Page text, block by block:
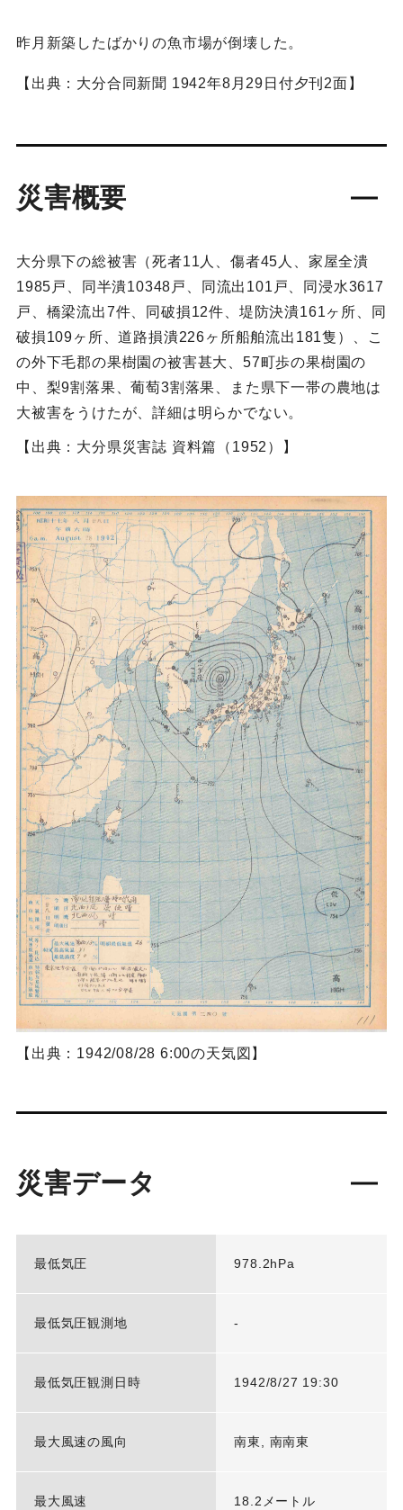
昨月新築したばかりの魚市場が倒壊した。
【出典：大分合同新聞 1942年8月29日付夕刊2面】
災害概要
大分県下の総被害（死者11人、傷者45人、家屋全潰
1985戸、同半潰10348戸、同流出101戸、同浸水3617
戸、橋梁流出7件、同破損12件、堤防決潰161ヶ所、同
破損109ヶ所、道路損潰226ヶ所船舶流出181隻）、こ
の外下毛郡の果樹園の被害甚大、57町歩の果樹園の
中、梨9割落果、葡萄3割落果、また県下一帯の農地は
大被害をうけたが、詳細は明らかでない。
【出典：大分県災害誌 資料篇（1952）】
【出典：1942/08/28 6:00の天気図】
災害データ
最低気圧 978.2hPa
最低気圧観測地 -
最低気圧観測日時 1942/8/27 19:30
最大風速の風向 南東, 南南東
最大風速 18.2メートル